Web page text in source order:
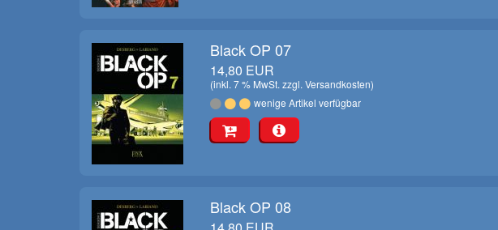
Black OP 07
14,80 EUR
(inkl. 7 % MwSt. zzgl. Versandkosten)
wenige Artikel verfügbar
Black OP 08